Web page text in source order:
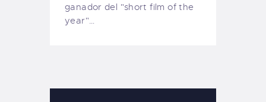
ganador del "short film of the
year"…